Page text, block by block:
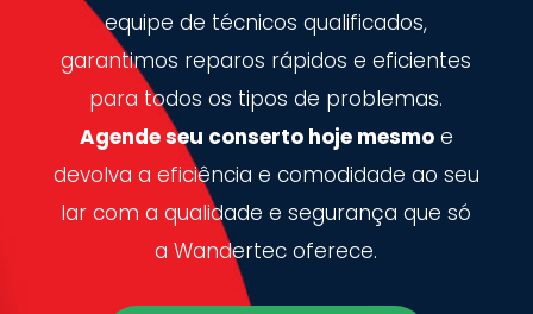
equipe de técnicos qualificados,
garantimos reparos rápidos e eficientes
para todos os tipos de problemas.
Agende seu conserto hoje mesmoe
devolva a eficiência e comodidade ao seu
lar com a qualidade e segurança que só
a Wandertec oferece.